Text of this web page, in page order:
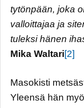
tytönpään, joka
valloittajaa ja
tuleksi hänen
Mika Waltari[2]
Masokisti
Yleensä hän